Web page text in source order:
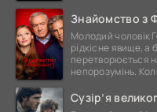
Знайомство з
Молодий чоловік
рідкісне явище,
перетворюється
непорозумінь.
Сузір’я